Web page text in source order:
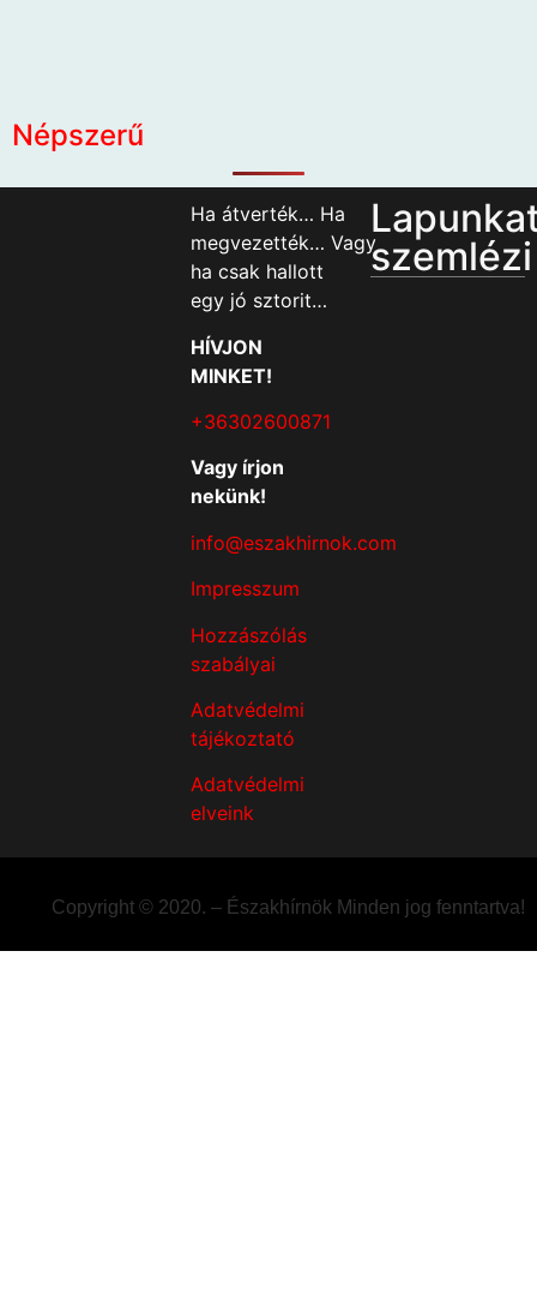
Népszerű
Ha átverték… Ha
megvezették… Vagy
ha csak hallott
egy jó sztorit…
HÍVJON
MINKET!
+36302600871
Vagy írjon
nekünk!
info@eszakhirnok.com
Impresszum
Hozzászólás
szabályai
Adatvédelmi
tájékoztató
Adatvédelmi
elveink
szemlézi
Copyright © 2020. – Északhírnök Minden jog fenntartva!